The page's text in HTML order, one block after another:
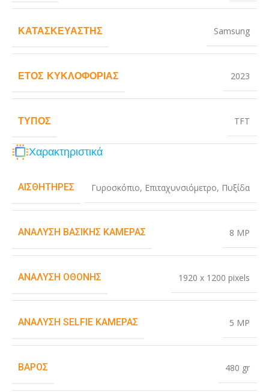
ΚΑΤΑΣΚΕΥΑΣΤΉΣ Samsung
ΈΤΟΣ ΚΥΚΛΟΦΟΡΊΑΣ 2023
ΤΎΠΟΣ TFT
Χαρακτηριστικά
ΑΙΣΘΗΤΉΡΕΣ Γυροσκόπιο, Επιταχυνσιόμετρο, Πυξίδα
ΑΝΆΛΥΣΗ ΒΑΣΙΚΉΣ ΚΆΜΕΡΑΣ 8 MP
ΑΝΆΛΥΣΗ ΟΘΌΝΗΣ 1920 x 1200 pixels
ΑΝΆΛΥΣΗ SELFIE ΚΆΜΕΡΑΣ 5 MP
ΒΆΡΟΣ 480 gr